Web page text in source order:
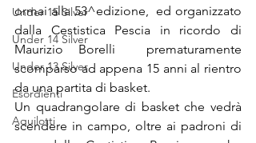
Under 15 Silver
Under 14 Silver
Under 13 Silver
Esordienti
Aquilotti
ormai alla 53^edizione,  ed organizzato
dalla Cestistica Pescia in ricordo di
Maurizio Borelli  prematuramente
scomparso ad appena 15 anni al rientro
da una partita di basket.
Un quadrangolare di basket che vedrà
scendere in campo, oltre ai padroni di